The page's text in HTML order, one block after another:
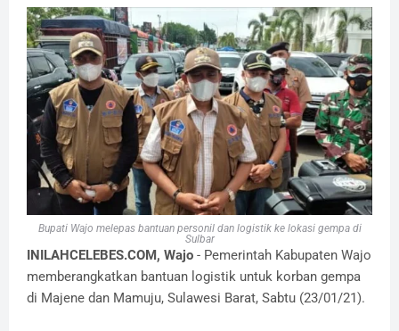
Bupati Wajo melepas bantuan personil dan logistik ke lokasi gempa di
Sulbar
INILAHCELEBES.COM, Wajo - Pemerintah Kabupaten Wajo
memberangkatkan bantuan logistik untuk korban gempa
di Majene dan Mamuju, Sulawesi Barat, Sabtu (23/01/21).